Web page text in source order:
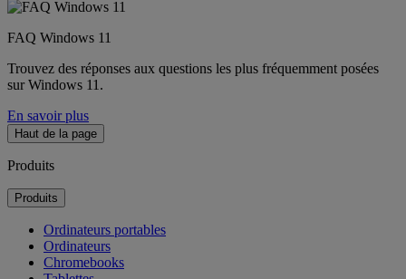
FAQ Windows 11
Trouvez des réponses aux questions les plus fréquemment posées
sur Windows 11.
En savoir plus
Haut de la page
Produits
Produits
Ordinateurs portables
Ordinateurs
Chromebooks